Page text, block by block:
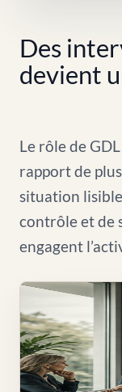
Des
devient
Le rôle de
rapport de
situation
contrôle et de
engagent